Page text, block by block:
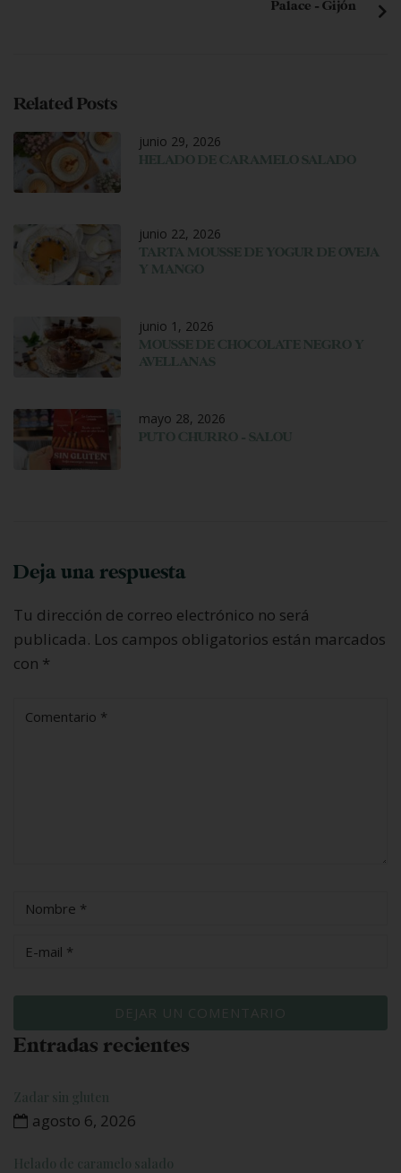
Palace – Gijón
Related Posts
junio 29, 2026
HELADO DE CARAMELO SALADO
junio 22, 2026
TARTA MOUSSE DE YOGUR DE OVEJA
Y MANGO
junio 1, 2026
MOUSSE DE CHOCOLATE NEGRO Y
AVELLANAS
mayo 28, 2026
PUTO CHURRO – SALOU
Deja una respuesta
Tu dirección de correo electrónico no será
publicada. Los campos obligatorios están marcados
con *
Entradas recientes
Zadar sin gluten
agosto 6, 2026
Helado de caramelo salado